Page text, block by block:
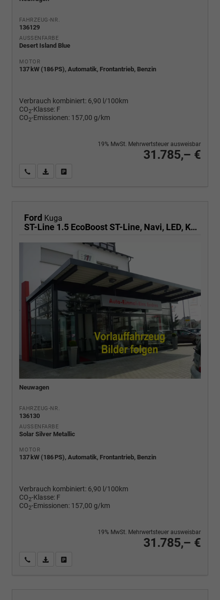
FAHRZEUG-NR.
136129
AUSSENFARBE
Desert Island Blue
MOTOR
137 kW (186 PS), Automatik, Frontantrieb, Benzin
Verbrauch kombiniert: 6,90 l/100km
CO2-Klasse: F
CO2-Emissionen: 157,00 g/km
31.785,– €
19% MwSt. Mehrwertsteuer ausweisbar
Wir rufen Sie anPDF-Fahrzeugexposé drucken
Ford Kuga
ST-Line 1.5 EcoBoost ST-Line, Navi, LED, Kamera, Winter, FS beheizbar, 5 J.-Garantie
Neuwagen
FAHRZEUG-NR.
136130
AUSSENFARBE
Solar Silver Metallic
MOTOR
137 kW (186 PS), Automatik, Frontantrieb, Benzin
Verbrauch kombiniert: 6,90 l/100km
CO2-Klasse: F
CO2-Emissionen: 157,00 g/km
31.785,– €
19% MwSt. Mehrwertsteuer ausweisbar
Wir rufen Sie anPDF-Fahrzeugexposé drucken